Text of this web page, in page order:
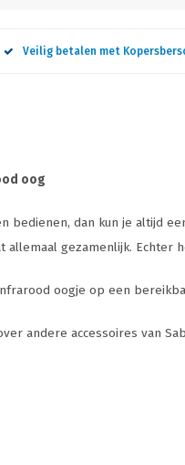
Veilig betalen met
oog
dan kun je altijd
allemaal gezamenlijk.
oogje op een
andere accessoires van